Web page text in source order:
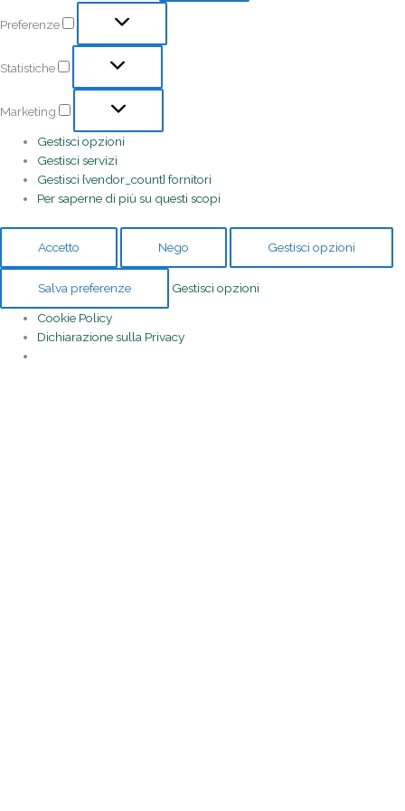
Preferenze
Statistiche
Marketing
Gestisci opzioni
Gestisci servizi
Gestisci {vendor_count} fornitori
Per saperne di più su questi scopi
Accetto Nego Gestisci opzioni
Salva preferenze Gestisci opzioni
Cookie Policy
Dichiarazione sulla Privacy